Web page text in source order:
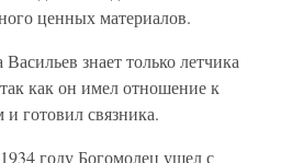
ценных материалов.
знает только летчика
как он имел отношение к
готовил связника.
году Богомолец ушел с